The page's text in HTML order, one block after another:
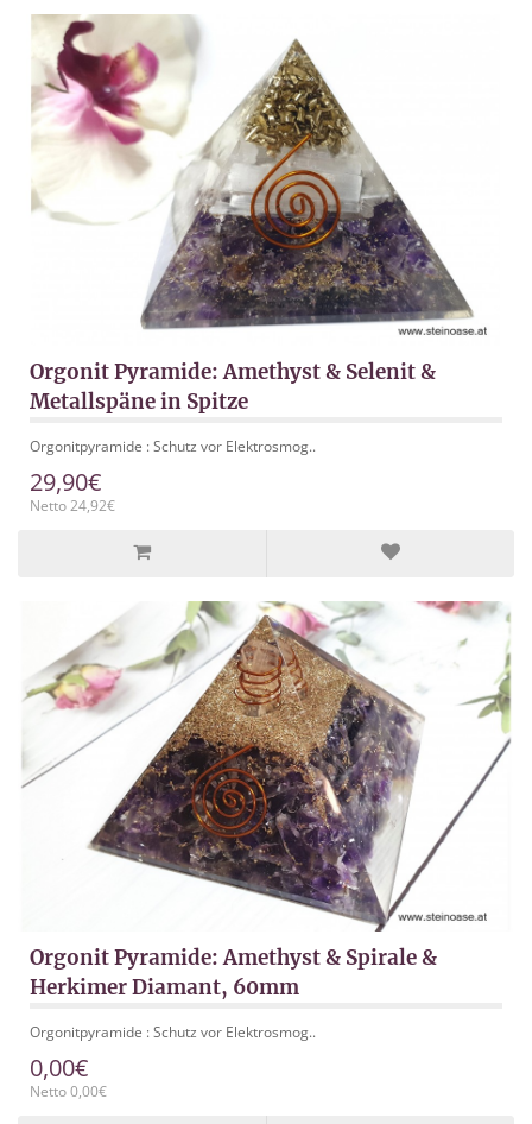
Orgonit Pyramide: Amethyst & Selenit &
Metallspäne in Spitze
Orgonitpyramide : Schutz vor Elektrosmog..
29,90€
Netto 24,92€
Orgonit Pyramide: Amethyst & Spirale &
Herkimer Diamant, 60mm
Orgonitpyramide : Schutz vor Elektrosmog..
0,00€
Netto 0,00€